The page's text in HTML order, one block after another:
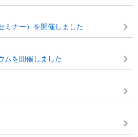
ミナー）を開催しました
ムを開催しました